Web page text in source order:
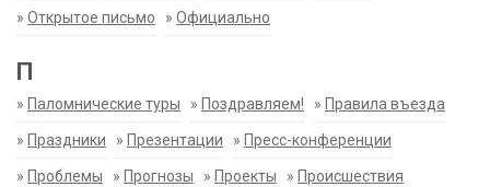
» Открытое письмо » Официально
П
» Паломнические туры » Поздравляем! » Правила въезда
» Праздники » Презентации » Пресс-конференции
» Проблемы » Прогнозы » Проекты » Происшествия